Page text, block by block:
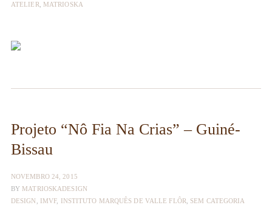
ATELIER
MATRIOSKA
Projeto “Nô Fia Na Crias” – Guiné-
Bissau
NOVEMBRO 24, 2015
BY MATRIOSKADESIGN
DESIGN
IMVF, INSTITUTO MARQUÊS DE VALLE FLÔR SEM CATEGORIA